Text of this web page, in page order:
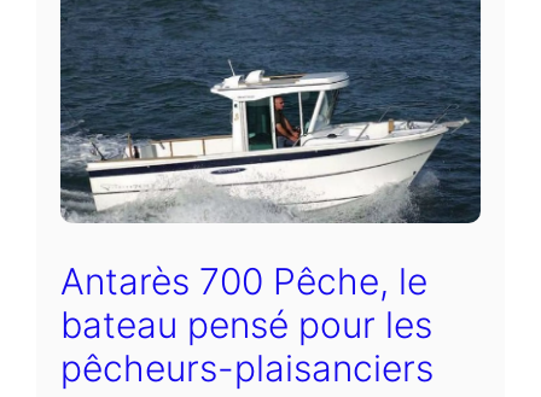
Antarès 700 Pêche, le
bateau pensé pour les
pêcheurs-plaisanciers